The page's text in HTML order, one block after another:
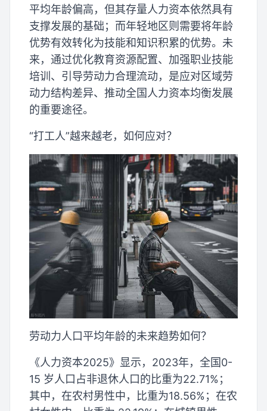
平均年龄偏高，但其存量人力资本依然具有
支撑发展的基础；而年轻地区则需要将年龄
优势有效转化为技能和知识积累的优势。未
来，通过优化教育资源配置、加强职业技能
培训、引导劳动力合理流动，是应对区域劳
动力结构差异、推动全国人力资本均衡发展
的重要途径。
“打工人”越来越老，如何应对？
劳动力人口平均年龄的未来趋势如何？
《人力资本2025》显示，2023年，全国0-
15 岁人口占非退休人口的比重为22.71%；
其中，在农村男性中，比重为18.56%；在农